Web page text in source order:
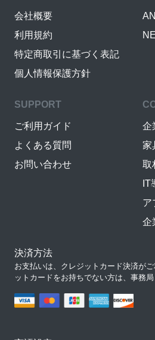
会社概要
利用規約
特定商取引に基づく表記
個人情報保護方針
SUPPORT
ご利用ガイド
よくある質問
お問い合わせ
企
家
取
IT
ア
企
決済方法
お支払いは、クレジットカード決済が
ットカードをお持ちでない方は、事務局